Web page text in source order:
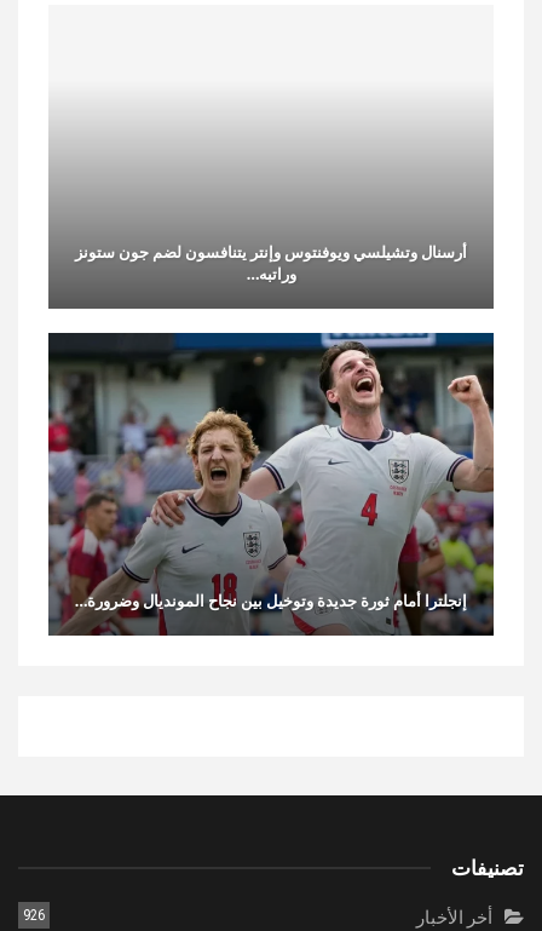
أرسنال وتشيلسي ويوفنتوس وإنتر يتنافسون لضم جون ستونز
وراتبه…
إنجلترا أمام ثورة جديدة وتوخيل بين نجاح المونديال وضرورة…
تصنيفات
أخر الأخبار 926